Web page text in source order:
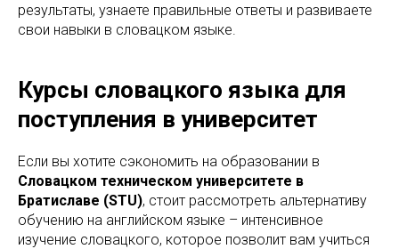
результаты, узнаете правильные ответы и развиваете
свои навыки в словацком языке.
Курсы словацкого языка для
поступления в университет
Если вы хотите сэкономить на образовании в
Словацком техническом университете в
Братиславе (STU), стоит рассмотреть альтернативу
обучению на английском языке – интенсивное
изучение словацкого, которое позволит вам учиться